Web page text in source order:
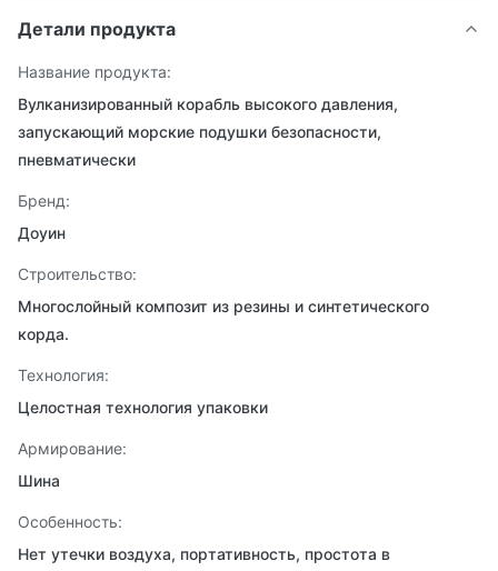
Детали продукта
Название продукта:
Вулканизированный корабль высокого давления,
запускающий морские подушки безопасности,
пневматически
Бренд:
Доуин
Строительство:
Многослойный композит из резины и синтетического
корда.
Технология:
Целостная технология упаковки
Армирование:
Шина
Особенность:
Нет утечки воздуха, портативность, простота в